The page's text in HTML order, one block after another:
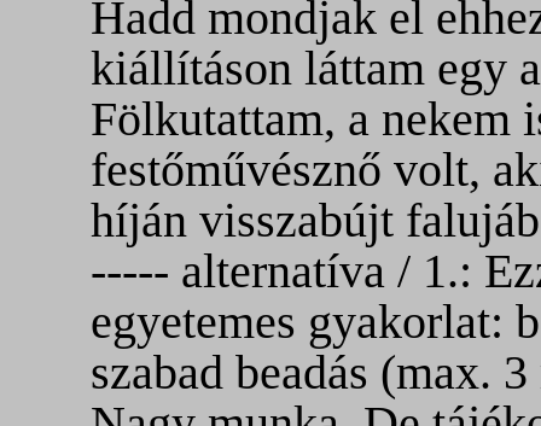
Hadd mondjak el
kiállításon láttam egy
Fölkutattam, a nekem
festőművésznő volt,
híján visszabújt
----- alternatíva / 1.:
egyetemes gyakorlat:
szabad beadás (max.